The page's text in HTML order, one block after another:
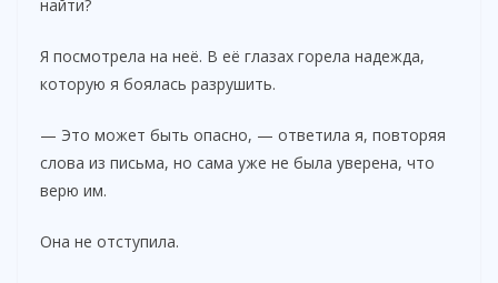
найти?
Я посмотрела на неё. В её глазах горела надежда,
которую я боялась разрушить.
— Это может быть опасно, — ответила я, повторяя
слова из письма, но сама уже не была уверена, что
верю им.
Она не отступила.